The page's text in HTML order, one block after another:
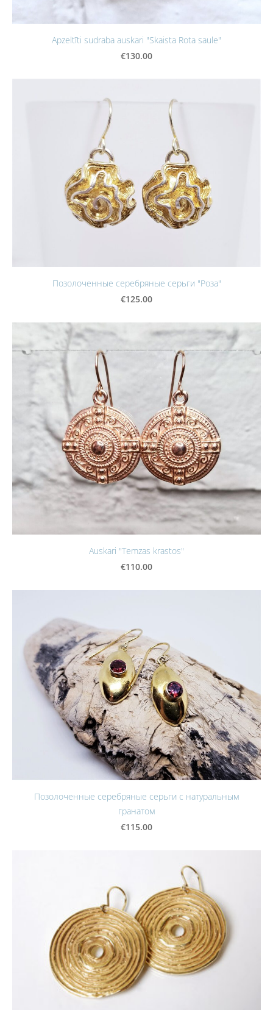
Apzeltīti sudraba auskari "Skaista Rota saule"
€130.00
Позолоченные серебряные серьги "Роза"
€125.00
Auskari "Temzas krastos"
€110.00
Позолоченные серебряные серьги с натуральным
гранатом
€115.00